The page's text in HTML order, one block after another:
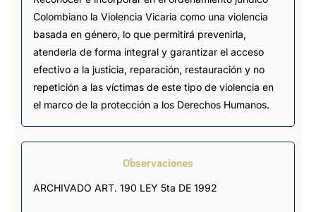
Colombiano la Violencia Vicaria como una violencia
basada en género, lo que permitirá prevenirla,
atenderla de forma integral y garantizar el acceso
efectivo a la justicia, reparación, restauración y no
repetición a las víctimas de este tipo de violencia en
el marco de la protección a los Derechos Humanos.
Observaciones
ARCHIVADO ART. 190 LEY 5ta DE 1992